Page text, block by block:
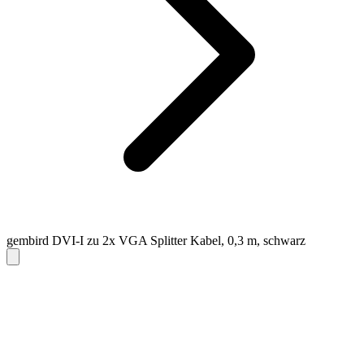
gembird DVI-I zu 2x VGA Splitter Kabel, 0,3 m, schwarz